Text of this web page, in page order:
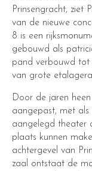
Prinsengracht, ziet
van de nieuwe
8 is een
gebouwd als
pand verbouwd tot
van grote
Door de jaren
aangepast, met
aangelegd theater
plaats kunnen
achtergevel van
zaal ontstaat de